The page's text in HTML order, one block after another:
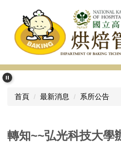
首頁 最新消息 系所公告
轉知~~弘光科技大學